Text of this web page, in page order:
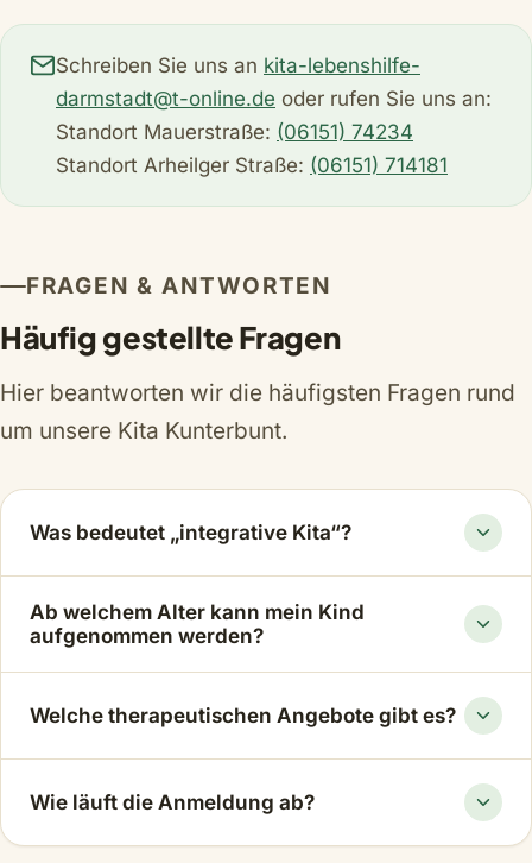
Schreiben Sie uns an kita-lebenshilfe-
darmstadt@t-online.de oder rufen Sie uns an:
Standort Mauerstraße: (06151) 74234
Standort Arheilger Straße: (06151) 714181
FRAGEN & ANTWORTEN
Häufig gestellte Fragen
Hier beantworten wir die häufigsten Fragen rund
um unsere Kita Kunterbunt.
Was bedeutet „integrative Kita“?
Ab welchem Alter kann mein Kind
aufgenommen werden?
Welche therapeutischen Angebote gibt es?
Wie läuft die Anmeldung ab?